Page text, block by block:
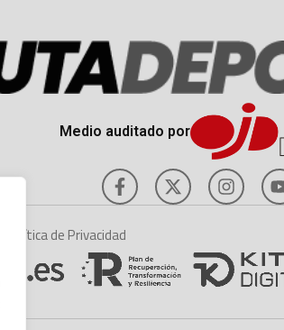
Medio auditado por
Política de Privacidad